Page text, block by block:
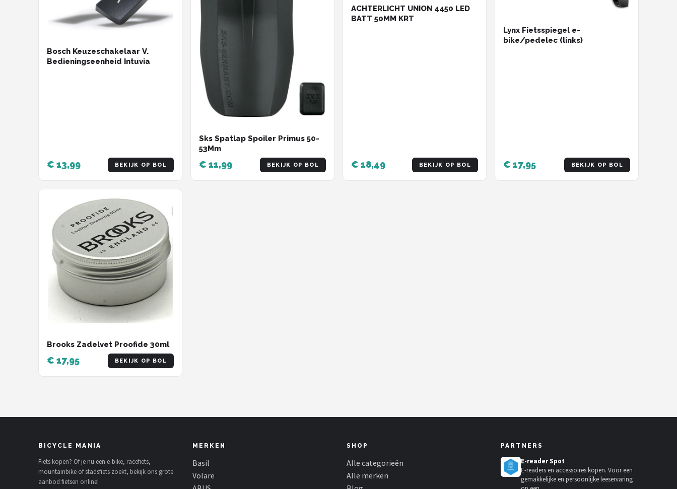
Bosch Keuzeschakelaar V.
Bedieningseenheid Intuvia
€ 13,99 BEKIJK OP BOL
Sks Spatlap Spoiler Primus 50-
53Mm
€ 11,99 BEKIJK OP BOL
ACHTERLICHT UNION 4450 LED
BATT 50MM KRT
€ 18,49 BEKIJK OP BOL
Lynx Fietsspiegel e-
bike/pedelec (links)
€ 17,95 BEKIJK OP BOL
Brooks Zadelvet Proofide 30ml
€ 17,95 BEKIJK OP BOL
BICYCLE MANIA
Fiets kopen? Of je nu een e-bike, racefiets,
mountainbike of stadsfiets zoekt, bekijk ons grote
aanbod fietsen online!
MERKEN
Basil
Volare
SHOP
Alle categorieën
Alle merken
PARTNERS
E-reader Spot
E-readers en accessoires kopen. Voor een
gemakkelijke en persoonlijke leeservaring